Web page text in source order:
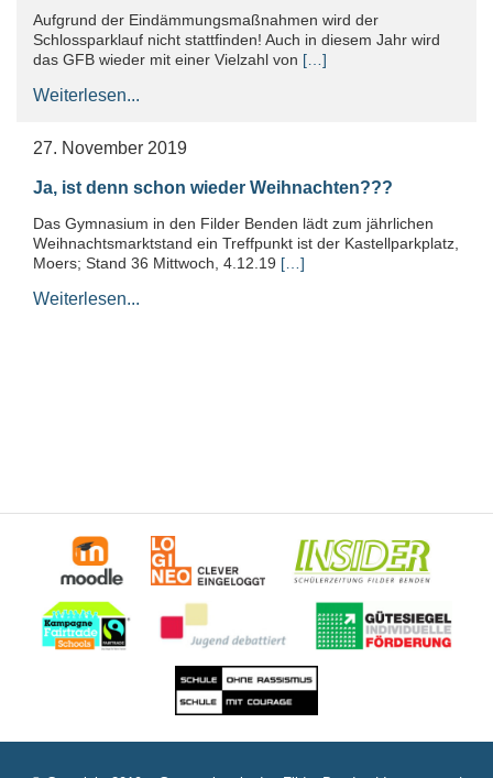
Aufgrund der Eindämmungsmaßnahmen wird der
Schlossparklauf nicht stattfinden! Auch in diesem Jahr wird
das GFB wieder mit einer Vielzahl von […]
Weiterlesen...
27. November 2019
Ja, ist denn schon wieder Weihnachten???
Das Gymnasium in den Filder Benden lädt zum jährlichen
Weihnachtsmarktstand ein Treffpunkt ist der Kastellparkplatz,
Moers; Stand 36 Mittwoch, 4.12.19 […]
Weiterlesen...